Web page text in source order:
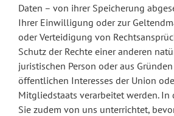
Daten – von ihrer Speicherung
Ihrer Einwilligung oder zur
oder Verteidigung von
Schutz der Rechte einer anderen
juristischen Person oder aus
öffentlichen Interesses der Union
Mitgliedstaats verarbeitet werden. In
Sie zudem von uns unterrichtet,